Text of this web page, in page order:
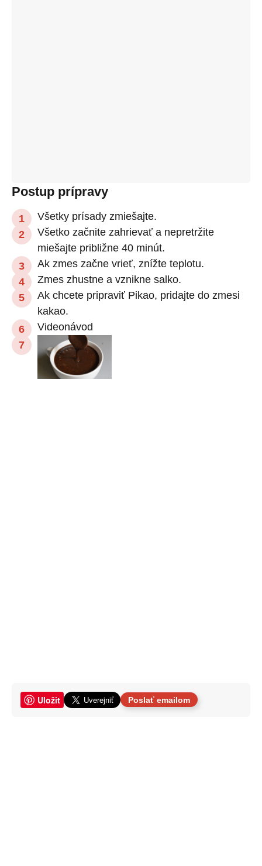
Postup prípravy
Všetky prísady zmiešajte.
Všetko začnite zahrievať a nepretržite
miešajte približne 40 minút.
Ak zmes začne vrieť, znížte teplotu.
Zmes zhustne a vznikne salko.
Ak chcete pripraviť Pikao, pridajte do zmesi
kakao.
Videonávod
Uložit Poslať emailom